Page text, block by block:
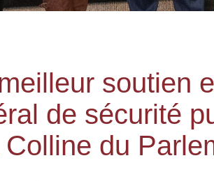
soutien
de sécurité
Colline du